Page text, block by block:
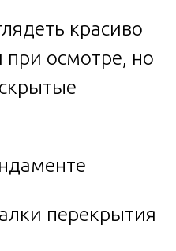
красиво
осмотре, но
перекрытия